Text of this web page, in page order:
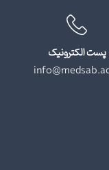
پست الکترونیک